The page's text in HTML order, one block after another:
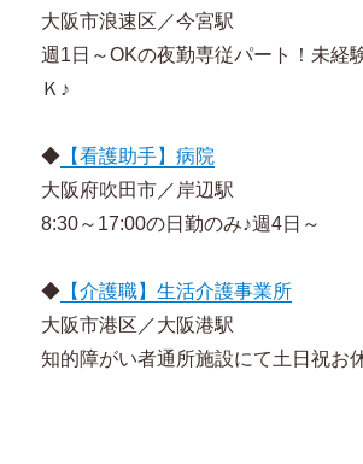
大阪市浪速区／今宮駅
週1日～OKの夜勤専従パート！未経
Ｋ♪
◆ 【看護助手】病院
大阪府吹田市／岸辺駅
8:30～17:00の日勤のみ♪週4日～
◆ 【介護職】生活介護事業所
大阪市港区／大阪港駅
知的障がい者通所施設にて土日祝お